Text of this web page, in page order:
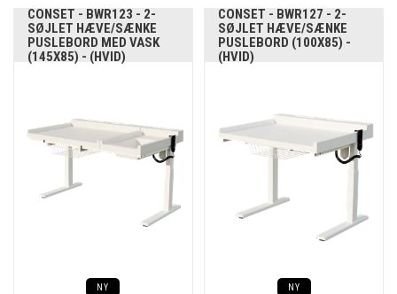
CONSET - BWR123 - 2-
SØJLET HÆVE/SÆNKE
PUSLEBORD MED VASK
(145X85) - (HVID)
NY
CONSET - BWR127 - 2-
SØJLET HÆVE/SÆNKE
PUSLEBORD (100X85) -
(HVID)
NY